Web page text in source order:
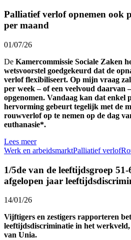
Palliatief verlof opnemen ook
per maand
01/07/26
De Kamercommissie Sociale Zaken
wetsvoorstel goedgekeurd dat de
verlof flexibiliseert. Op mijn vraag
per week – of een veelvoud daarvan
opgenomen. Vandaag kan dat enkel
hervorming gebeurt tegelijk met de
rouwverlof op te nemen op de dag
euthanasie*.
Lees meer
Werk en arbeidsmarktPalliatief verlof
1/5de van de leeftijdsgroep
afgelopen jaar
14/01/26
Vijftigers en zestigers rapporteren
leeftijdsdiscriminatie in het
van Unia.